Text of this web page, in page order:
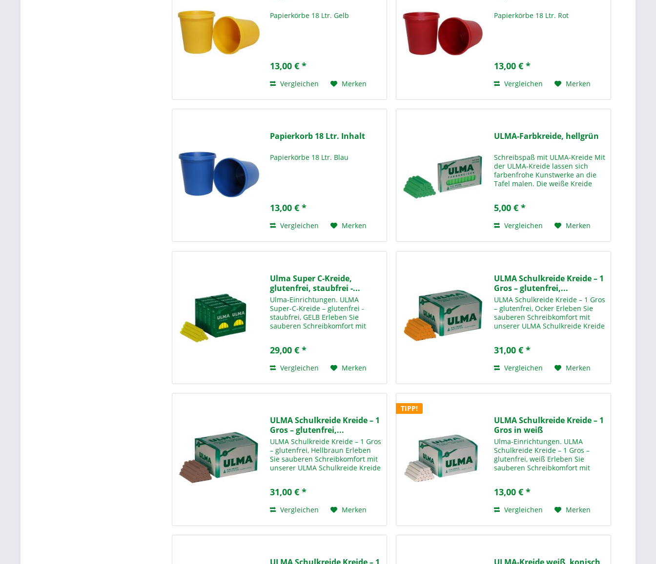
Papierkörbe 18 Ltr. Gelb
13,00 € *
Vergleichen Merken
Papierkörbe 18 Ltr. Rot
13,00 € *
Vergleichen Merken
Papierkorb 18 Ltr. Inhalt
Papierkörbe 18 Ltr. Blau
13,00 € *
Vergleichen Merken
ULMA-Farbkreide, hellgrün
Schreibspaß mit ULMA-Kreide Mit
der ULMA-Kreide lassen sich
farbenfrohe Kunstwerke an die
Tafel malen. Die weiße Kreide
überzeugen und empfiehlt sich
5,00 € *
Vergleichen Merken
Ulma Super C-Kreide,
glutenfrei, staubfrei -...
Ulma-Einrichtungen. ULMA
Super-C-Kreide – glutenfrei -
staubfrei, GELB Erleben Sie
sauberen Schreibkomfort mit
den täglichen Einsatz in Schulen,
29,00 € *
Vergleichen Merken
ULMA Schulkreide Kreide – 1
Gros – glutenfrei,...
ULMA Schulkreide Kreide – 1 Gros
– glutenfrei, Ocker Erleben Sie
sauberen Schreibkomfort mit
unserer ULMA Schulkreide Kreide
in Schulen,
kreativen...
31,00 € *
Vergleichen Merken
ULMA Schulkreide Kreide – 1
Gros – glutenfrei,...
ULMA Schulkreide Kreide – 1 Gros
– glutenfrei, Hellbraun Erleben
Sie sauberen Schreibkomfort mit
unserer ULMA Schulkreide Kreide
in Schulen,
31,00 € *
Vergleichen Merken
TIPP!
ULMA Schulkreide Kreide – 1
Gros in weiß
Ulma-Einrichtungen. ULMA
Schulkreide Kreide – 1 Gros –
glutenfrei, weiß Erleben Sie
sauberen Schreibkomfort mit
Lösung für den täglichen Einsatz
13,00 € *
Vergleichen Merken